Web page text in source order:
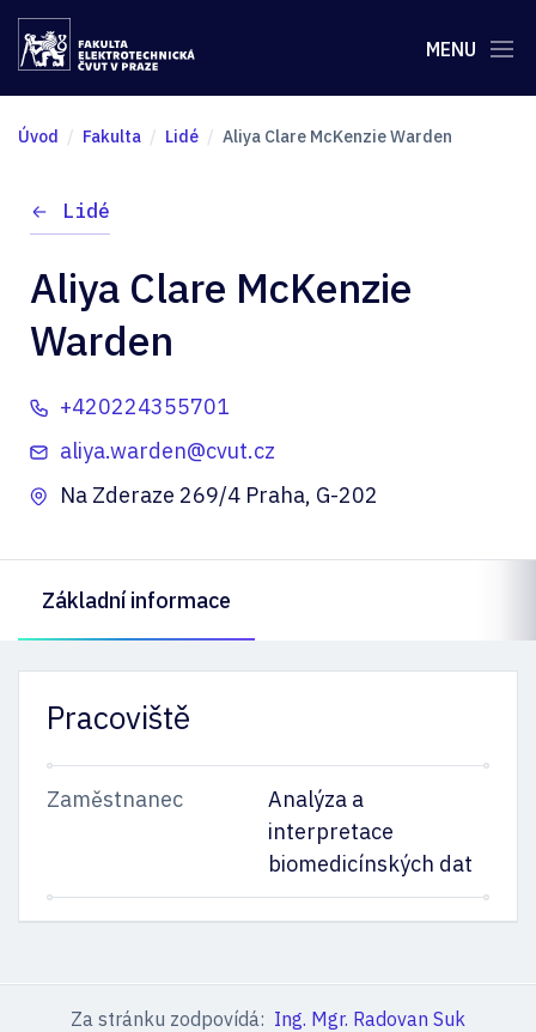
MENU
Úvod Fakulta Lidé Aliya Clare McKenzie Warden
Lidé
Aliya Clare McKenzie
Warden
+420224355701
aliya.warden@cvut.cz
Na Zderaze 269/4 Praha, G-202
Základní informace
Pracoviště
Zaměstnanec
Analýza a
interpretace
biomedicínských dat
Za stránku zodpovídá: Ing. Mgr. Radovan Suk